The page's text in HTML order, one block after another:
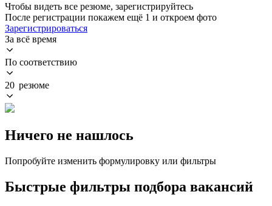
Чтобы видеть все резюме, зарегистрируйтесь
После регистрации покажем ещё 1 и откроем фото
Зарегистрироваться
За всё время
По соответствию
20 резюме
Ничего не нашлось
Попробуйте изменить формулировку или фильтры
Быстрые фильтры подбора вакансий